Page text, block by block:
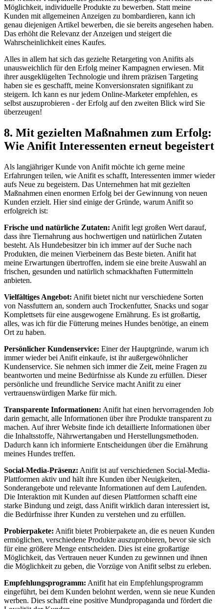
Möglichkeit,⁢ individuelle Produkte⁣ zu bewerben. Statt meine
Kunden mit allgemeinen⁤ Anzeigen zu bombardieren, kann ich ​
genau diejenigen Artikel⁣ bewerben, die sie⁢ bereits angesehen haben.
Das erhöht die Relevanz der Anzeigen ⁤und steigert die
Wahrscheinlichkeit eines Kaufes.
Alles in allem ⁤hat sich das gezielte Retargeting von Anifits als
unausweichlich für ⁢den Erfolg⁢ meiner Kampagnen erwiesen. Mit
ihrer‍ ausgeklügelten ⁣Technologie und ihrem präzisen Targeting
haben sie es geschafft,⁢ meine⁢ Konversionsraten signifikant zu
steigern. Ich kann es​ nur jedem Online-Marketer empfehlen, es
selbst auszuprobieren -⁤ der Erfolg auf den zweiten Blick wird Sie
überzeugen!
8. Mit gezielten Maßnahmen zum Erfolg:
Wie Anifit Interessenten erneut begeistert
Als langjähriger⁣ Kunde ​von Anifit möchte ich ⁢gerne meine
Erfahrungen teilen, wie Anifit es schafft, Interessenten immer wieder
aufs ⁣Neue zu begeistern. Das Unternehmen hat mit‍ gezielten
Maßnahmen einen ‍enormen Erfolg bei der Gewinnung von neuen
Kunden erzielt. Hier sind‍ einige der Gründe, warum Anifit so
erfolgreich ist:
Frische und natürliche Zutaten: Anifit legt großen⁤ Wert darauf,
dass ihre Tiernahrung aus hochwertigen und natürlichen Zutaten
besteht. Als Hundebesitzer​ bin ich ‌immer⁢ auf der Suche ⁤nach​
Produkten, ⁣die meinen Vierbeinern das Beste bieten. Anifit hat
‍meine Erwartungen übertroffen, ⁤indem sie eine breite Auswahl an
frischen,⁤ gesunden ⁣und natürlich schmackhaften Futtermitteln
anbieten.
Vielfältiges Angebot: Anifit bietet nicht⁢ nur verschiedene Sorten
von Nassfuttern an, sondern auch Trockenfutter, Snacks und sogar
Komplettsets für ‍eine ausgewogene Ernährung.​ Es ist großartig,
alles, was ich für die⁣ Fütterung meines Hundes ‍benötige, an einem
Ort zu haben.
Persönlicher Kundenservice: Einer der Hauptgründe, ⁣warum ich
immer wieder bei Anifit ​einkaufe, ist ​ihr außergewöhnlicher‌
Kundenservice.⁤ Sie nehmen ⁢sich immer die Zeit, meine Fragen zu
beantworten und meine Bedürfnisse als Kunde zu erfüllen.​ Dieser
⁢persönliche ⁣und freundliche Service macht Anifit⁣ zu einer
vertrauenswürdigen Marke für mich.
Transparente ​Informationen: Anifit hat einen hervorragenden Job
darin gemacht, alle Informationen über ihre Produkte transparent​ zu
machen. Auf ihrer Website finde ich detaillierte Informationen über
die ​Inhaltsstoffe, Nährwertangaben und‍ Herstellungsmethoden.
Dadurch kann ich informierte ⁣Entscheidungen über die Ernährung‍
meines Hundes treffen.
Social-Media-Präsenz: Anifit ⁤ist auf verschiedenen Social-Media-
Plattformen⁣ aktiv und hält ihre Kunden ‍über Neuigkeiten,
Sonderangebote⁤ und relevante Informationen auf dem Laufenden.
Die ‌Interaktion mit Kunden‍ auf ‍diesen Plattformen schafft eine
starke Bindung und‍ zeigt, dass Anifit wirklich daran interessiert ​ist,
die Bedürfnisse ihrer ⁣Kunden zu verstehen und zu ⁢erfüllen.
Probierpakete: Anifit‌ bietet Probierpakete an, die es neuen Kunden
ermöglichen, verschiedene Produkte auszuprobieren, ‍bevor sie sich
für eine größere Menge entscheiden. Dies ‍ist eine großartige
Möglichkeit, das Vertrauen neuer Kunden zu gewinnen und ihnen
die Möglichkeit zu geben, die ⁣Vorzüge ​von Anifit selbst zu erleben.
Empfehlungsprogramm: Anifit hat ein Empfehlungsprogramm
eingeführt, bei dem Kunden belohnt werden, wenn sie neue Kunden
werben. Dies schafft ⁣eine positive Mundpropaganda und fördert die